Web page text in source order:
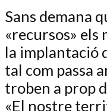
Sans demana
«recursos»
la implantació
tal com passa
troben a prop
«El nostre